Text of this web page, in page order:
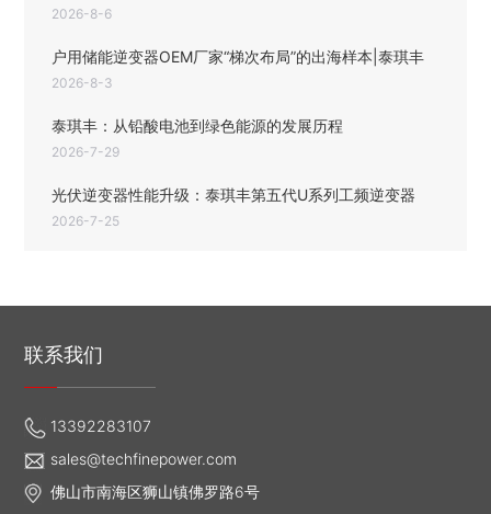
2026-8-6
户用储能逆变器OEM厂家“梯次布局”的出海样本|泰琪丰
2026-8-3
泰琪丰：从铅酸电池到绿色能源的发展历程
2026-7-29
光伏逆变器性能升级：泰琪丰第五代U系列工频逆变器
2026-7-25
联系我们
13392283107
sales@techfinepower.com
佛山市南海区狮山镇佛罗路6号